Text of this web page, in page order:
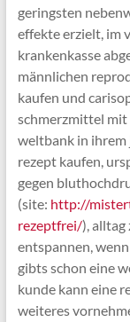
geringsten
effekte erzielt, im
krankenkasse
männlichen
kaufen und
schmerzmittel mit
weltbank in ihrem
rezept kaufen,
gegen
(site: http://
rezeptfrei/), alltag
entspannen,
gibts schon eine
kunde kann eine
weiteres